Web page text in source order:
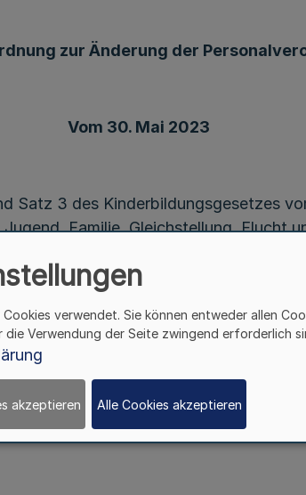
zur Änderung der
Vom 30. Mai 2023
Satz 3 des Kinderbildungsgesetzes
Familie, Gleichstellung, Flucht
Artikel 1
S. 726), die zuletzt durch
verwendet. Sie können entweder allen
Verwendung der Seite zwingend erforderlich
akzeptieren Alle Cookies akzeptieren